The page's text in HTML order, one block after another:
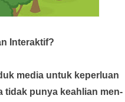
Interaktif?
media untuk keperluan
tidak punya keahlian men-